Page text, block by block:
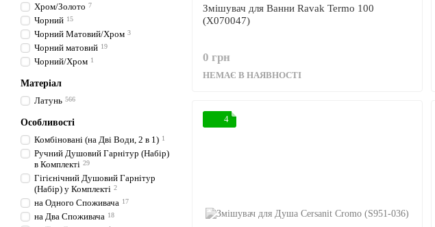
Змішувач для Ванни Ravak Termo 100
(X070047)
0 грн
НЕМАЄ В НАЯВНОСТІ
4
Хром/Золото 7
Чорний 15
Чорний Матовий/Хром 3
Чорний матовий 19
Чорний/Хром 1
Матеріал
Латунь 566
Особливості
Комбіновані (на Дві Води, 2 в 1) 1
Ручний Душовий Гарнітур (Набір)
в Комплекті 29
Гігієнічний Душовий Гарнітур
(Набір) у Комплекті 2
на Одного Споживача 17
на Два Споживача 18